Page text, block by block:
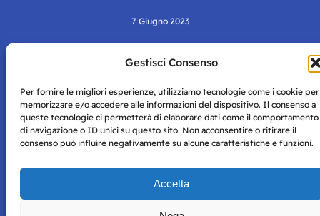
Gestisci Consenso
Per fornire le migliori esperienze, utilizziamo tecnologie come i cookie per
memorizzare e/o accedere alle informazioni del dispositivo. Il consenso a
queste tecnologie ci permetterà di elaborare dati come il comportamento
di navigazione o ID unici su questo sito. Non acconsentire o ritirare il
consenso può influire negativamente su alcune caratteristiche e funzioni.
Accetta
7 Giugno 2023
Napoli con autorizzazione numero 38 del 25/9/2019.
Tutte le immagini e i contenuti su questo sito sono forniti